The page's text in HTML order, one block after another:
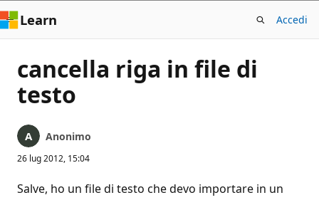
Learn Accedi
cancella riga in file di
testo
Anonimo
26 lug 2012, 15:04
Salve, ho un file di testo che devo importare in un